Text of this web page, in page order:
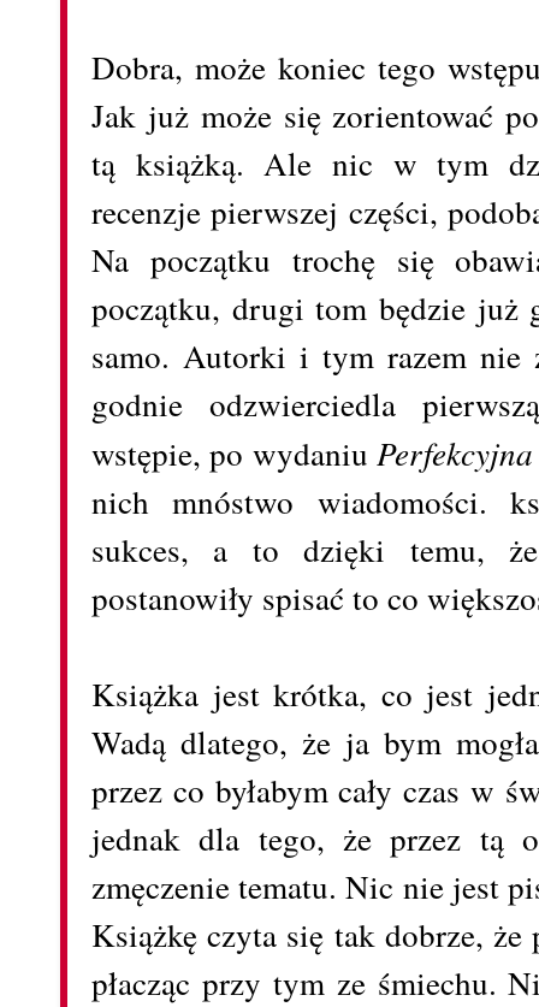
Dobra, może koniec tego
Jak już może się zorientować
tą książką. Ale nic w tym
recenzje pierwszej części,
Na początku trochę się
początku, drugi tom będzie
samo. Autorki i tym razem nie
godnie odzwierciedla
wstępie, po wydaniu
nich mnóstwo wiadomości.
sukces, a to dzięki temu,
postanowiły spisać to co
Książka jest krótka, co jest
Wadą dlatego, że ja bym
przez co byłabym cały czas w
jednak dla tego, że przez tą
zmęczenie tematu. Nic nie jest
Książkę czyta się tak dobrze, że
płacząc przy tym ze śmiechu.